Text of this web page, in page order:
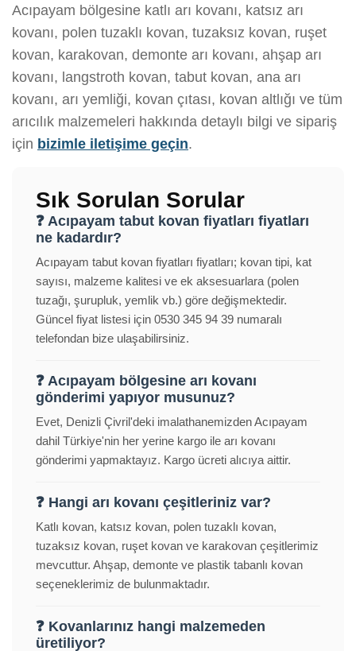
Acıpayam bölgesine katlı arı kovanı, katsız arı
kovanı, polen tuzaklı kovan, tuzaksız kovan, ruşet
kovan, karakovan, demonte arı kovanı, ahşap arı
kovanı, langstroth kovan, tabut kovan, ana arı
kovanı, arı yemliği, kovan çıtası, kovan altlığı ve tüm
arıcılık malzemeleri hakkında detaylı bilgi ve sipariş
için bizimle iletişime geçin.
Sık Sorulan Sorular
❓ Acıpayam tabut kovan fiyatları fiyatları
ne kadardır?
Acıpayam tabut kovan fiyatları fiyatları; kovan tipi, kat
sayısı, malzeme kalitesi ve ek aksesuarlara (polen
tuzağı, şurupluk, yemlik vb.) göre değişmektedir.
Güncel fiyat listesi için 0530 345 94 39 numaralı
telefondan bize ulaşabilirsiniz.
❓ Acıpayam bölgesine arı kovanı
gönderimi yapıyor musunuz?
Evet, Denizli Çivril'deki imalathanemizden Acıpayam
dahil Türkiye'nin her yerine kargo ile arı kovanı
gönderimi yapmaktayız. Kargo ücreti alıcıya aittir.
❓ Hangi arı kovanı çeşitleriniz var?
Katlı kovan, katsız kovan, polen tuzaklı kovan,
tuzaksız kovan, ruşet kovan ve karakovan çeşitlerimiz
mevcuttur. Ahşap, demonte ve plastik tabanlı kovan
seçeneklerimiz de bulunmaktadır.
❓ Kovanlarınız hangi malzemeden
üretiliyor?